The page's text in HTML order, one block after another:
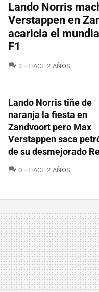
Lando Norris
Verstappen en
acaricia el
F1
3 COMENTARIOS
HACE 2 AÑOS
Lando Norris tiñe de
naranja la fiesta en
Zandvoort pero Max
Verstappen saca
de su desmejorado
0 COMENTARIOS
HACE 2 AÑOS